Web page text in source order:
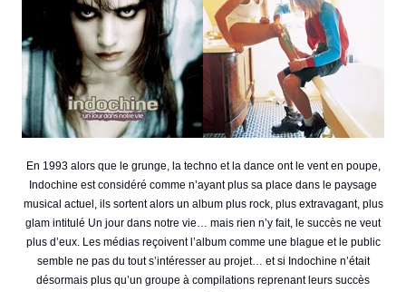
En 1993 alors que le grunge, la techno et la dance ont le vent en poupe,
Indochine est considéré comme n’ayant plus sa place dans le paysage
musical actuel, ils sortent alors un album plus rock, plus extravagant, plus
glam intitulé Un jour dans notre vie… mais rien n’y fait, le succès ne veut
plus d’eux. Les médias reçoivent l’album comme une blague et le public
semble ne pas du tout s’intéresser au projet… et si Indochine n’était
désormais plus qu’un groupe à compilations reprenant leurs succès